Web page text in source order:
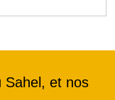
Sahel, et nos